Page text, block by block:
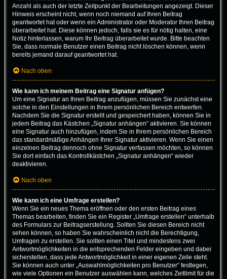
Anzahl als auch der letzte Zeitpunkt der Bearbeitungen angezeigt. Dieser
Hinweis erscheint nicht, wenn noch niemand auf Ihren Beitrag
geantwortet hat oder wenn ein Administrator oder Moderator Ihren Beitrag
überarbeitet hat. Diese können jedoch, falls sie es für nötig halten, eine
Notiz hinterlassen, warum Ihr Beitrag überarbeitet wurde. Bitte beachten
Sie, dass normale Benutzer einen Beitrag nicht löschen können, wenn
bereits jemand darauf geantwortet hat.
Nach oben
Wie kann ich meinem Beitrag eine Signatur anfügen?
Um eine Signatur an Ihren Beitrag anzufügen, müssen Sie zunächst eine
solche in den Einstellungen in Ihrem persönlichen Bereich entwerfen.
Nachdem Sie die Signatur erstellt und gespeichert haben, können Sie in
jedem Beitrag das Kästchen „Signatur anhängen“ aktivieren. Sie können
eine Signatur auch hinzufügen, indem Sie in Ihrem persönlichen Bereich
das standardmäßige Anhängen Ihrer Signatur aktivieren. Wenn Sie einen
einzelnen Beitrag dennoch ohne Signatur verfassen möchten, so können
Sie dort einfach das Kontrollkästchen „Signatur anhängen“ wieder
deaktivieren.
Nach oben
Wie kann ich eine Umfrage erstellen?
Wenn Sie ein neues Thema eröffnen oder den ersten Beitrag eines
Themas bearbeiten, finden Sie ein Register „Umfrage erstellen“ unterhalb
des Formulars zur Beitragserstellung. Sollten Sie diesen Bereich nicht
sehen können, so haben Sie wahrscheinlich nicht die Berechtigung,
Umfragen zu erstellen. Sie sollten einen Titel und mindestens zwei
Antwortmöglichkeiten in die entsprechenden Felder eingeben und dabei
sicherstellen, dass jede Antwortmöglichkeit in einer eigenen Zeile steht.
Sie können auch unter „Auswahlmöglichkeiten pro Benutzer“ festlegen,
wie viele Optionen ein Benutzer auswählen kann, welches Zeitlimit für die